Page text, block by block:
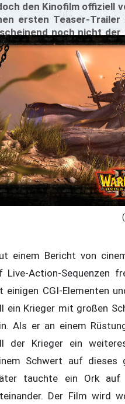
den Kinofilm offiziell
ersten Teaser-Trailer
noch nicht
einem Bericht von
Live-Action-Sequenzen
einigen CGI-Elementen
ein Krieger mit großen
Als er an einem
der Krieger ein
Schwert auf dieses
tauchte ein Ork auf
Der Film wird